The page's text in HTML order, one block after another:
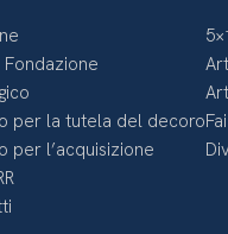
per la tutela del decoro
per l’acquisizione